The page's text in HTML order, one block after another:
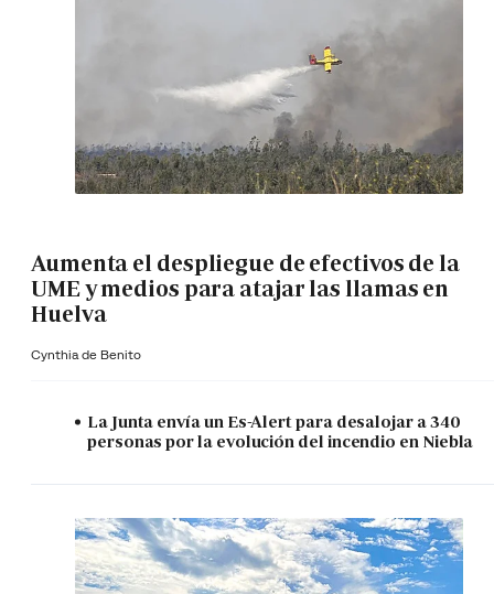
Aumenta el despliegue de efectivos de la
UME y medios para atajar las llamas en
Huelva
Cynthia de Benito
La Junta envía un Es-Alert para desalojar a 340
personas por la evolución del incendio en Niebla